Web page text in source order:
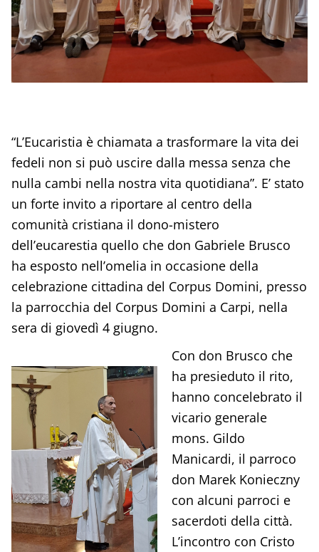
“L’Eucaristia è chiamata a trasformare la vita dei
fedeli non si può uscire dalla messa senza che
nulla cambi nella nostra vita quotidiana”. E’ stato
un forte invito a riportare al centro della
comunità cristiana il dono-mistero
dell’eucarestia quello che don Gabriele Brusco
ha esposto nell’omelia in occasione della
celebrazione cittadina del Corpus Domini, presso
la parrocchia del Corpus Domini a Carpi, nella
sera di giovedì 4 giugno.
Con don Brusco che
ha presieduto il rito,
hanno concelebrato il
vicario generale
mons. Gildo
Manicardi, il parroco
don Marek Konieczny
con alcuni parroci e
sacerdoti della città.
L’incontro con Cristo